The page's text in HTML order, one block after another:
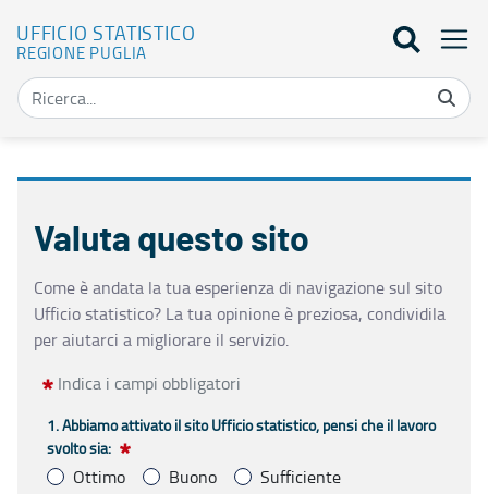
UFFICIO STATISTICO
REGIONE PUGLIA
Valuta questo sito - Ufficio Statistico
Valuta questo sito
Come è andata la tua esperienza di navigazione sul sito
Ufficio statistico? La tua opinione è preziosa, condividila
per aiutarci a migliorare il servizio.
Indica i campi obbligatori
1. Abbiamo attivato il sito Ufficio statistico, pensi che il lavoro
svolto sia:
Ottimo Buono
Sufficiente